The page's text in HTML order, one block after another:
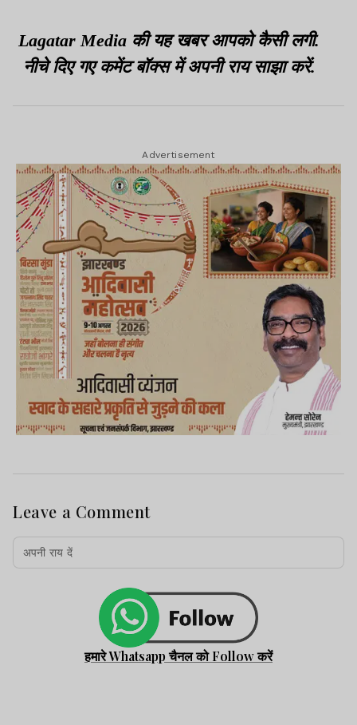
Lagatar Media की यह खबर आपको कैसी लगी.
नीचे दिए गए कमेंट बॉक्स में अपनी राय साझा करें.
Advertisement
Leave a Comment
हमारे Whatsapp चैनल को Follow करें